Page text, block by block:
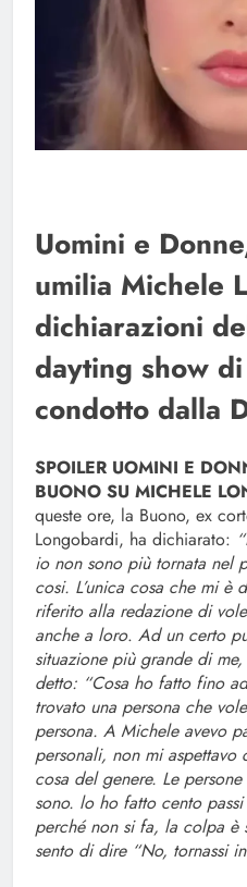
Uomini e
umilia Michele
dichiarazioni
dayting show
condotto dalla
SPOILER UOMINI E
BUONO SU MICHELE
queste ore, la Buono, ex
Longobardi, ha dichiarato:
io non sono più tornata nel
cosi. L’unica cosa che mi è
riferito alla redazione di
anche a loro. Ad un certo
situazione più grande di
detto: “Cosa ho fatto fino
trovato una persona che
persona. A Michele avevo
personali, non mi aspettavo
cosa del genere. Le
sono. lo ho fatto cento
perché non si fa, la colpa è
sento di dire “No, tornassi